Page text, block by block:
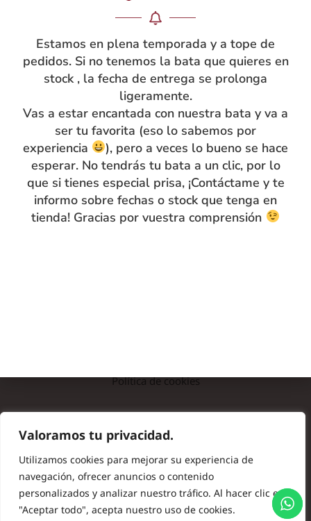
Valoramos tu privacidad.
Utilizamos cookies para mejorar su experiencia de
navegación, ofrecer anuncios o contenido
personalizados y analizar nuestro tráfico. Al hacer clic en
"Aceptar todo", acepta nuestro uso de cookies.
Blog
Contacto
Política de cookies
© Copyright 2024 Batas de Colegio Originales. Todos los
derechos reservados.
Estamos en plena temporada y a tope de
pedidos. Si no tenemos la bata que quieres en
stock , la fecha de entrega se prolonga
ligeramente.
Vas a estar encantada con nuestra bata y va a
ser tu favorita (eso lo sabemos por
experiencia
), pero a veces lo bueno se hace
esperar. No tendrás tu bata a un clic, por lo
que si tienes especial prisa, ¡Contáctame y te
informo sobre fechas o stock que tenga en
tienda! Gracias por vuestra comprensión